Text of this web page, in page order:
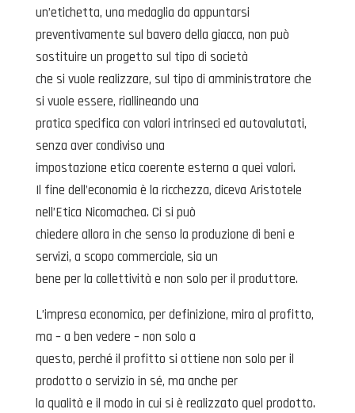
un’etichetta, una medaglia da appuntarsi
preventivamente sul bavero della giacca, non può
sostituire un progetto sul tipo di società
che si vuole realizzare, sul tipo di amministratore che
si vuole essere, riallineando una
pratica specifica con valori intrinseci ed autovalutati,
senza aver condiviso una
impostazione etica coerente esterna a quei valori.
Il fine dell’economia è la ricchezza, diceva Aristotele
nell’Etica Nicomachea. Ci si può
chiedere allora in che senso la produzione di beni e
servizi, a scopo commerciale, sia un
bene per la collettività e non solo per il produttore.
L’impresa economica, per definizione, mira al profitto,
ma – a ben vedere – non solo a
questo, perché il profitto si ottiene non solo per il
prodotto o servizio in sé, ma anche per
la qualità e il modo in cui si è realizzato quel prodotto.